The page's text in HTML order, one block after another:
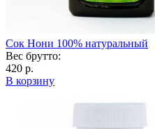
Сок Нони 100% натуральный
Вес брутто:
420 р.
В корзину